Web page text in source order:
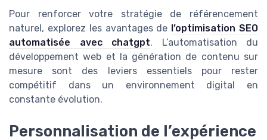
Pour renforcer votre stratégie de référencement
naturel, explorez les avantages de l’optimisation SEO
automatisée avec chatgpt. L’automatisation du
développement web et la génération de contenu sur
mesure sont des leviers essentiels pour rester
compétitif dans un environnement digital en
constante évolution.
Personnalisation de l’expérience